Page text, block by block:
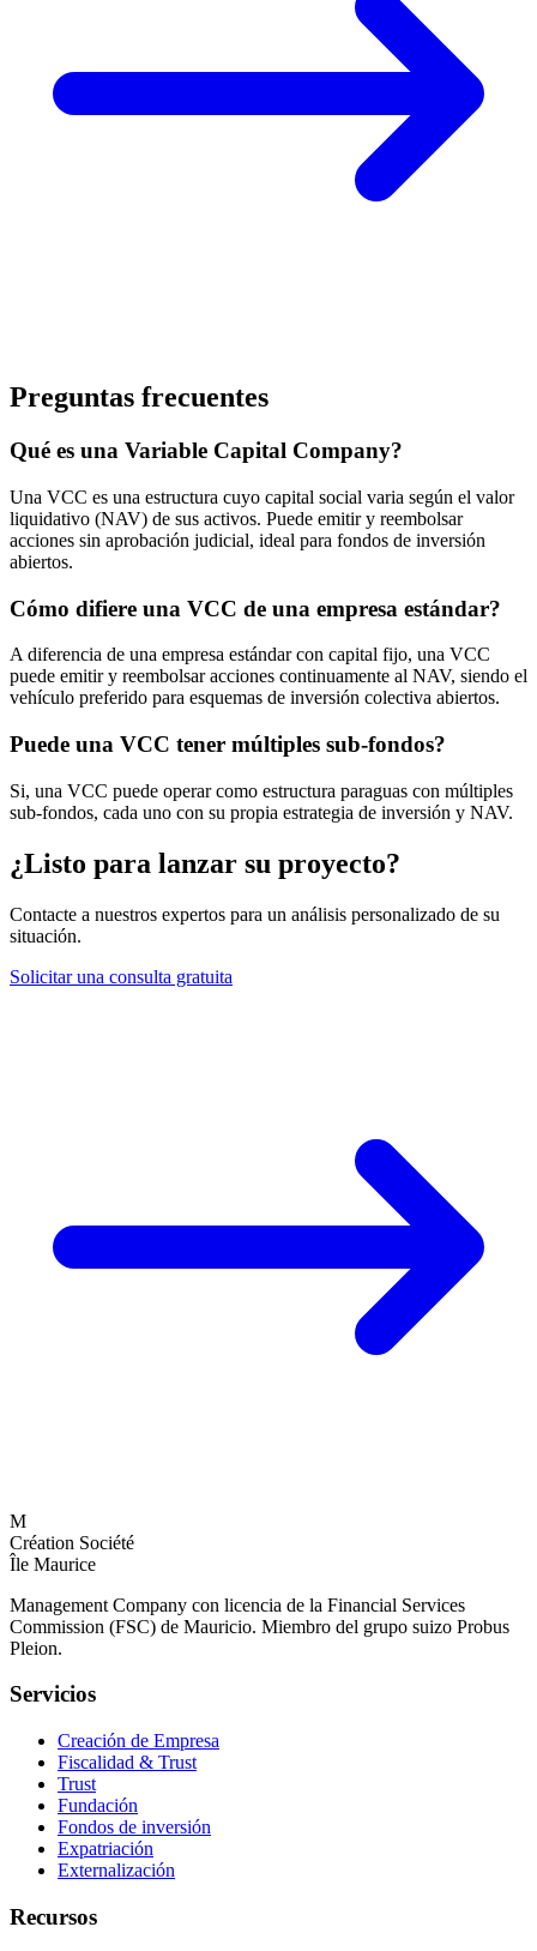
Preguntas frecuentes
Qué es una Variable Capital Company?
Una VCC es una estructura cuyo capital social varia según el valor
liquidativo (NAV) de sus activos. Puede emitir y reembolsar
acciones sin aprobación judicial, ideal para fondos de inversión
abiertos.
Cómo difiere una VCC de una empresa estándar?
A diferencia de una empresa estándar con capital fijo, una VCC
puede emitir y reembolsar acciones continuamente al NAV, siendo el
vehículo preferido para esquemas de inversión colectiva abiertos.
Puede una VCC tener múltiples sub-fondos?
Si, una VCC puede operar como estructura paraguas con múltiples
sub-fondos, cada uno con su propia estrategia de inversión y NAV.
¿Listo para lanzar su proyecto?
Contacte a nuestros expertos para un análisis personalizado de su
situación.
Solicitar una consulta gratuita
M
Création Société
Île Maurice
Management Company con licencia de la Financial Services
Commission (FSC) de Mauricio. Miembro del grupo suizo Probus
Pleion.
Servicios
Creación de Empresa
Fiscalidad & Trust
Trust
Fundación
Fondos de inversión
Expatriación
Externalización
Recursos